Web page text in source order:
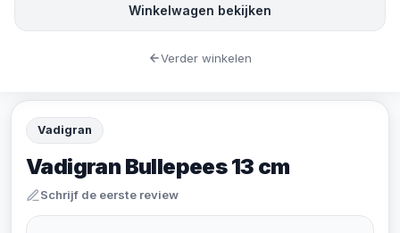
Vadigran
Vadigran Bullepees 13 cm
Schrijf de eerste review
Winkelwagen bekijken
Verder winkelen